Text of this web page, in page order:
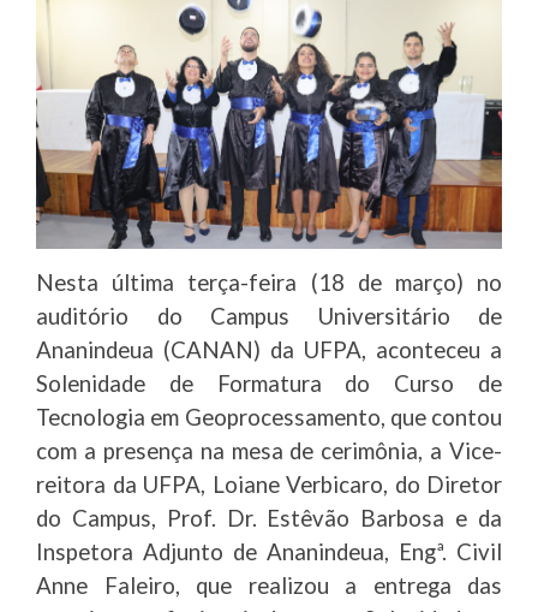
Nesta última terça-feira (18 de março) no
auditório do Campus Universitário de
Ananindeua (CANAN) da UFPA, aconteceu a
Solenidade de Formatura do Curso de
Tecnologia em Geoprocessamento, que contou
com a presença na mesa de cerimônia, a Vice-
reitora da UFPA, Loiane Verbicaro, do Diretor
do Campus, Prof. Dr. Estêvão Barbosa e da
Inspetora Adjunto de Ananindeua, Engª. Civil
Anne Faleiro, que realizou a entrega das